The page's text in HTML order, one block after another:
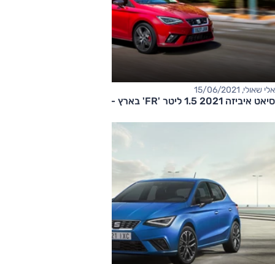
אלי שאולי, 15/06/2021
סיאט איביזה 2021 1.5 ליטר 'FR' בארץ – החל מ-120,000 שקלים